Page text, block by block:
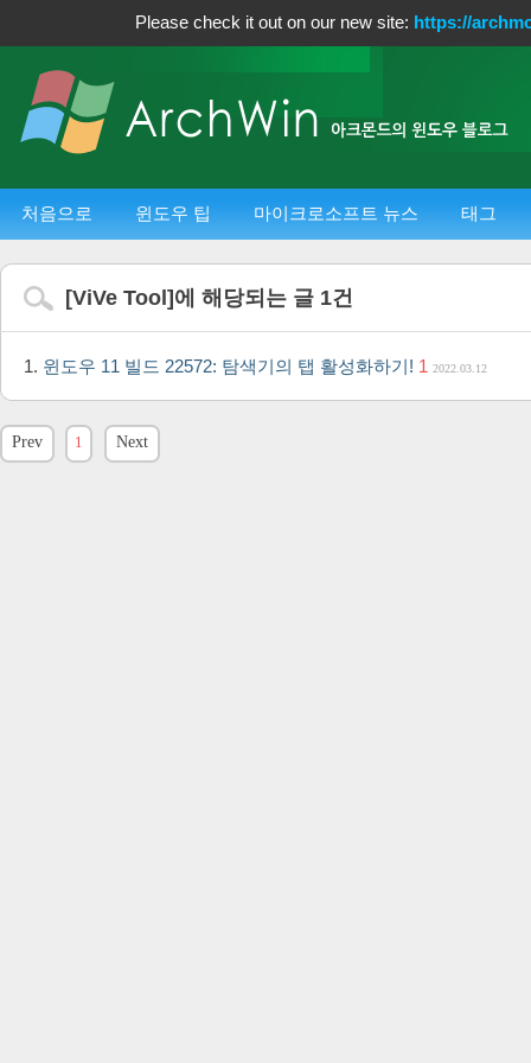
Please check it out on our new site: https://
처음으로 윈도우 팁 마이크로소프트 뉴스 태그
[ViVe Tool ]에 해당되는 글 1건
윈도우 11 빌드 22572: 탐색기의 탭 활성화하기! 1 2022.03.12
Prev 1 Next